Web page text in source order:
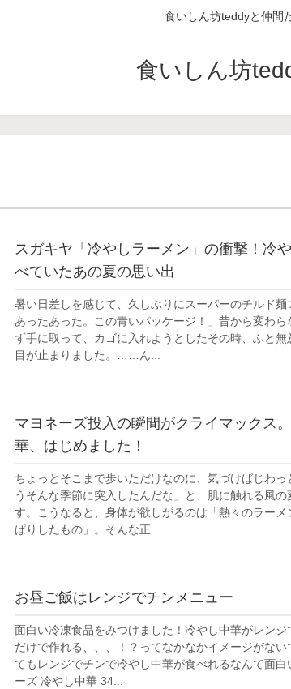
食いしん坊teddyと仲間
食いしん坊
スガキヤ「冷やしラーメン」の衝撃！冷
べていたあの夏の思い出
暑い日差しを感じて、久しぶりにスーパーのチルド麺
あったあった。この青いパッケージ！」昔から変わ
ず手に取って、カゴに入れようとしたその時、ふと
目が止まりました。……ん...
マヨネーズ投入の瞬間がクライマックス
華、はじめました！
ちょっとそこまで歩いただけなのに、気づけばじわ
うそんな季節に突入したんだな」と、肌に触れる風
す。こうなると、身体が欲しがるのは「熱々のラー
ぱりしたもの」。そんな正...
お昼ご飯はレンジでチンメニュー
面白い冷凍食品をみつけました！冷やし中華がレン
だけで作れる、、、！？ってなかなかイメージがない
てもレンジでチンで冷やし中華が食べれるなんて面
ーズ 冷やし中華 34...